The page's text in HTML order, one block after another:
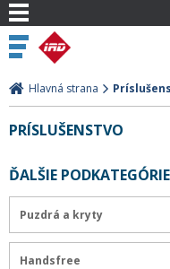
Hlavná strana
PRÍSLUŠENSTVO
ĎALŠIE
Puzdrá a kryty
Handsfree